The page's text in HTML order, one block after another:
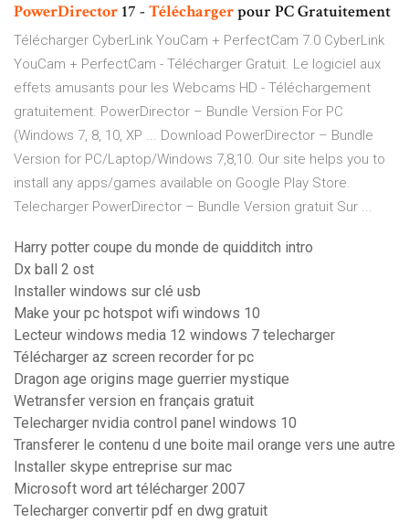
PowerDirector 17 - Téléchargerpour PC Gratuitement
Télécharger CyberLink YouCam + PerfectCam 7.0 CyberLink
YouCam + PerfectCam - Télécharger Gratuit. Le logiciel aux
effets amusants pour les Webcams HD - Téléchargement
gratuitement. PowerDirector – Bundle Version For PC
(Windows 7, 8, 10, XP ... Download PowerDirector – Bundle
Version for PC/Laptop/Windows 7,8,10. Our site helps you to
install any apps/games available on Google Play Store.
Telecharger PowerDirector – Bundle Version gratuit Sur ...
Harry potter coupe du monde de quidditch intro
Dx ball 2 ost
Installer windows sur clé usb
Make your pc hotspot wifi windows 10
Lecteur windows media 12 windows 7 telecharger
Télécharger az screen recorder for pc
Dragon age origins mage guerrier mystique
Wetransfer version en français gratuit
Telecharger nvidia control panel windows 10
Transferer le contenu d une boite mail orange vers une autre
Installer skype entreprise sur mac
Microsoft word art télécharger 2007
Telecharger convertir pdf en dwg gratuit